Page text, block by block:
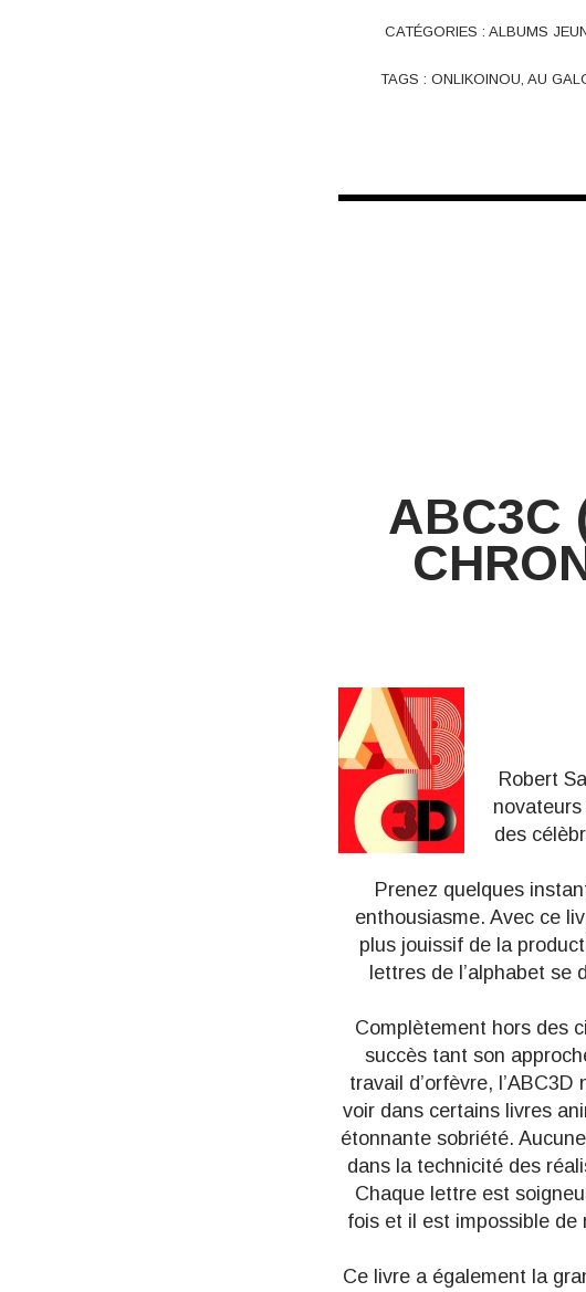
CATÉGORIES : ALBUMS
TAGS : ONLIKOINOU AU
ABC3C
Robert
des
Prenez quelques
enthousiasme. Avec ce
plus jouissif de la
lettres de l’alphabet
Complètement hors des
succès tant son
travail d’orfèvre,
voir dans certains livres
étonnante sobriété.
dans la technicité des
Chaque lettre est
fois et il est impossible
Ce livre a également la